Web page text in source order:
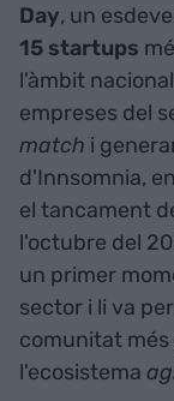
Day, un
15 startups
l'àmbit
empreses del
match i
d'Innsomnia,
el tancament
l'octubre del
un primer
sector i li va
comunitat
l'ecosistema